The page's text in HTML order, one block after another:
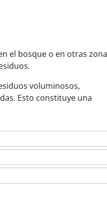
el bosque o en otras
voluminosos,
Esto constituye una